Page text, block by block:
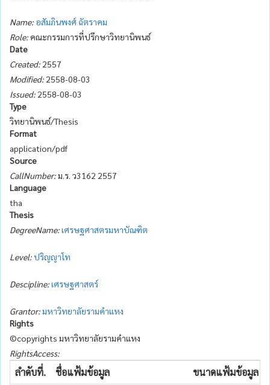
Name: อสัมภินพงศ์ ฉัตราคม
Role: คณะกรรมการที่ปรึกษาวิทยานิพนธ์
Date
Created: 2557
Modified: 2558-08-03
Issued: 2558-08-03
Type
วิทยานิพนธ์/Thesis
Format
application/pdf
Source
CallNumber:ม.ร. ว3162 2557
Language
tha
Thesis
DegreeName:เศรษฐศาสตรมหาบัณฑิต
Level:ปริญญาโท
Descipline:เศรษฐศาสตร์
Grantor:มหาวิทยาลัยรามคำแหง
Rights
©copyrights มหาวิทยาลัยรามคำแหง
RightsAccess:
ลำดับที่. ชื่อแฟ้มข้อมูล ขนาดแฟ้มข้อมูล